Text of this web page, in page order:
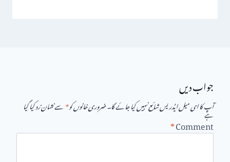
جواب دیں
آپ کا ای میل ایڈریس شائع نہیں کیا جائے گا۔ضروری خانوں کو*سے نشان زد کیا گیا ہے
Comment
*